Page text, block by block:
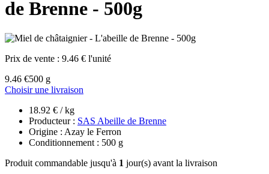
de Brenne - 500g
Prix de vente : 9.46 € l'unité
9.46 €500 g
Choisir une livraison
18.92 € / kg
Producteur : SAS Abeille de Brenne
Origine : Azay le Ferron
Conditionnement : 500 g
Produit commandable jusqu'à 1 jour(s) avant la livraison